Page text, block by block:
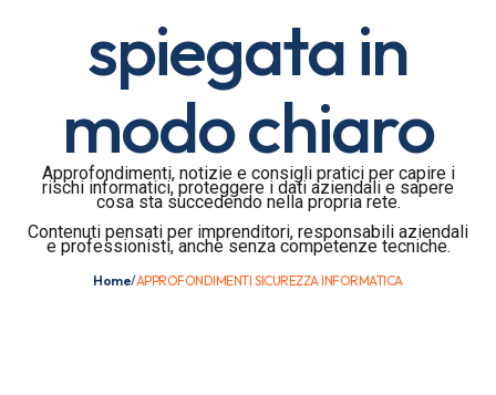
spiegata in
modo chiaro
Approfondimenti, notizie e consigli pratici per capire i
rischi informatici, proteggere i dati aziendali e sapere
cosa sta succedendo nella propria rete.
Contenuti pensati per imprenditori, responsabili aziendali
e professionisti, anche senza competenze tecniche.
Home/APPROFONDIMENTI SICUREZZA INFORMATICA